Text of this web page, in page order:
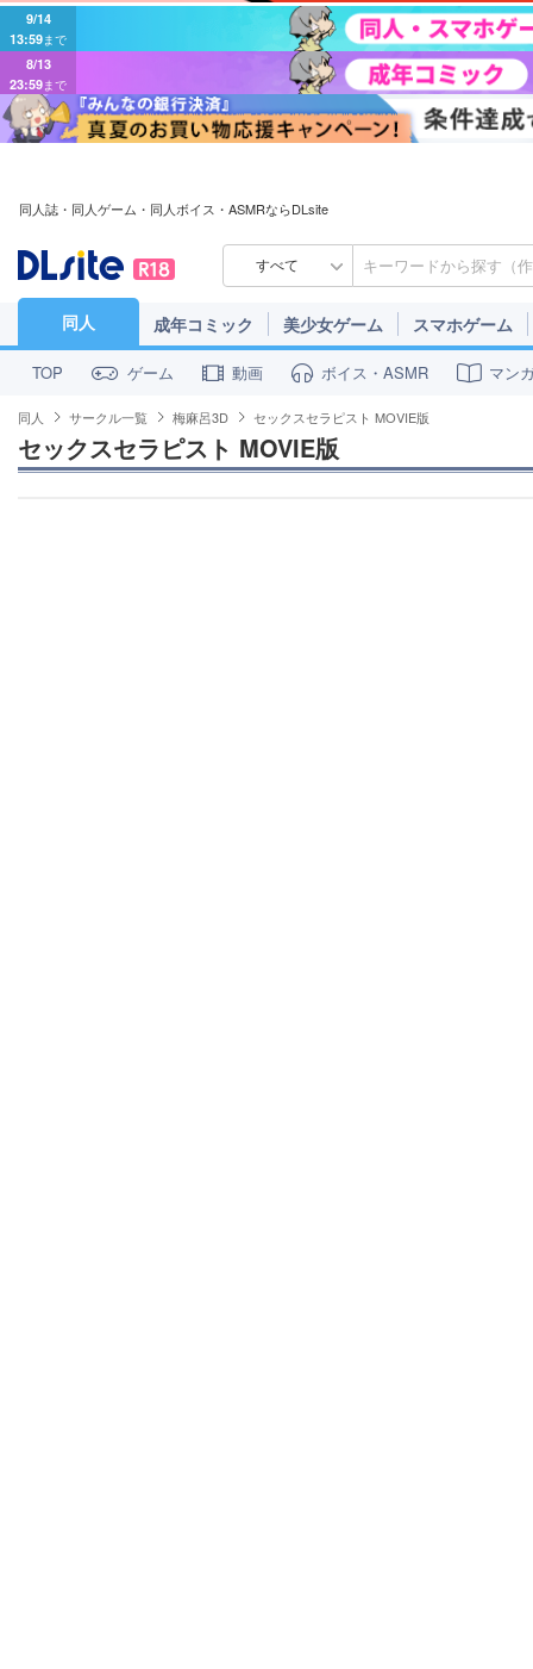
9/14
13:59まで
8/13
23:59まで
同人誌・同人ゲーム・同人ボイス・ASMRならDLsite
すべて
同人 成年コミック 美少女ゲーム スマホゲーム
TOP ゲーム 動画 ボイス・ASMR マン
同人 サークル一覧 梅麻呂3D セックスセラピスト MOVIE版
セックスセラピスト MOVIE版